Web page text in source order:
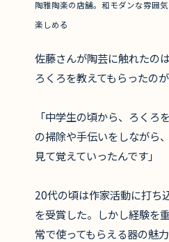
陶雅陶楽の店舗。和モダンな雰囲
楽しめる
佐藤さんが陶芸に触れたの
ろくろを教えてもらったの
「中学生の頃から、ろくろ
の掃除や手伝いをしながら
見て覚えていったんです」
20代の頃は作家活動に打ち
を受賞した。しかし経験を
常で使ってもらえる器の魅